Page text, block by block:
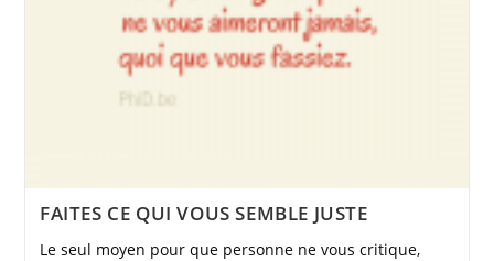
FAITES CE QUI VOUS SEMBLE JUSTE
Le seul moyen pour que personne ne vous critique,